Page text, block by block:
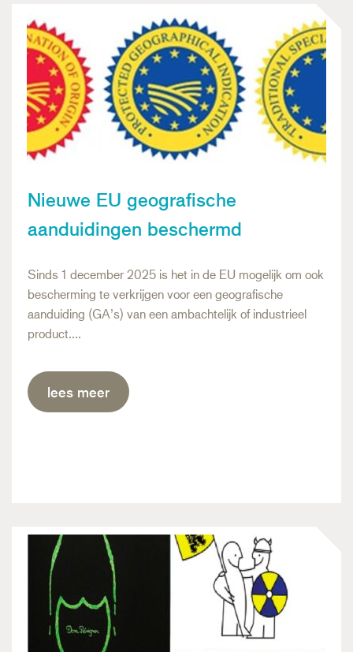
Nieuwe EU geografische
aanduidingen beschermd
Sinds 1 december 2025 is het in de EU mogelijk om ook
bescherming te verkrijgen voor een geografische
aanduiding (GA’s) van een ambachtelijk of industrieel
product….
lees meer